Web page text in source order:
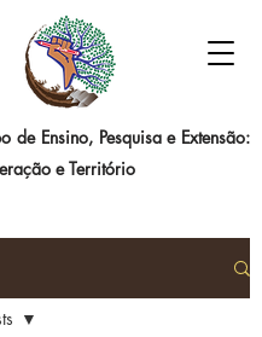
de Ensino, Pesquisa e Extensão:
e Território